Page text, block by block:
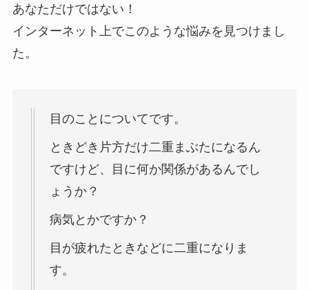
あなただけではない！
インターネット上でこのような悩みを見つけまし
た。
目のことについてです。
ときどき片方だけ二重まぶたになるん
ですけど、目に何か関係があるんでし
ょうか？
病気とかですか？
目が疲れたときなどに二重になりま
す。